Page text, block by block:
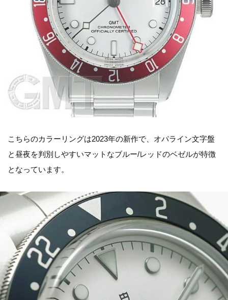
こちらのカラーリングは2023年の新作で、オパライン文字盤
と昼夜を判別しやすいマットなブルー/レッドのベゼルが特徴
となっています。